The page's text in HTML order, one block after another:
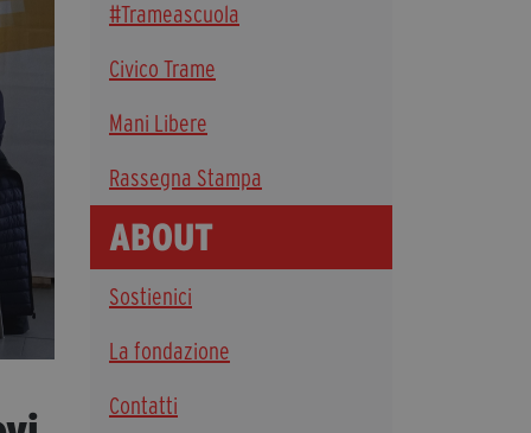
Chi Siamo
Civico Trame
#Trameascuola
Visioni Civiche
Mostra 3D - Visioni Civiche
Archivio Storico
#Trameascuola
Civico Trame
Mani Libere
Rassegna Stampa
ABOUT
Sostienici
La fondazione
Contatti